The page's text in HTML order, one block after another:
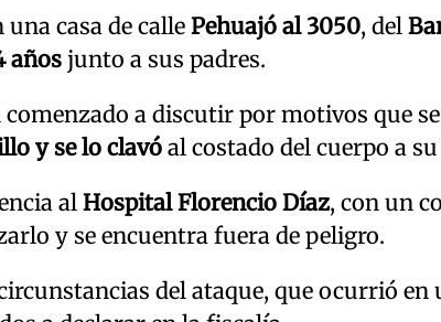
casa de calle Pehuajó al 3050, del
años junto a sus padres.
a discutir por motivos que
y se lo clavó al costado del cuerpo a
al Hospital Florencio Díaz, con un
y se encuentra fuera de peligro.
del ataque, que ocurrió en